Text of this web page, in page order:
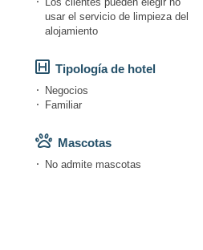
usar el servicio de limpieza del
alojamiento
Tipología de hotel
Negocios
Familiar
Mascotas
No admite mascotas